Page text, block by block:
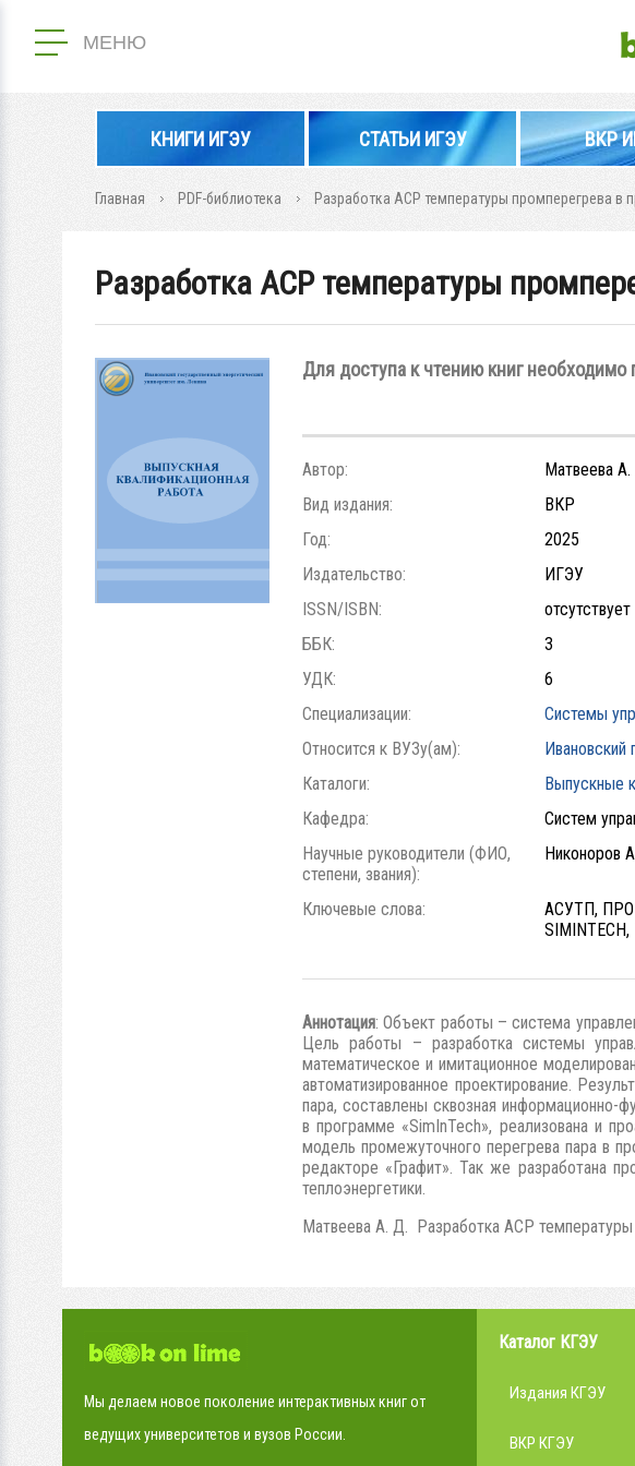
МЕНЮ
КНИГИ ИГЭУ СТАТЬИ ИГЭУ ВКР
Главная PDF-библиотека Разработка АСР температуры промперегрева в
Разработка АСР температуры
Для доступа к чтению книг
Автор:
Матвеева
Вид издания:
ВКР
Год:
2025
Издательство:
ИГЭУ
ISSN/ISBN:
отсутствует
ББК:
3
УДК:
6
Специализации:
Системы
Относится к ВУЗу(ам):
Ивановский
Каталоги:
Выпускные
Кафедра:
Систем
Научные руководители (ФИО,
степени, звания):
Никоноров
Ключевые слова:
АСУТП,
Аннотация: Объект работы – система
Цель работы – разработка системы
математическое и имитационное
автоматизированное проектирование.
пара, составлены сквозная информационно-
в программе «SimInTech», реализована и
модель промежуточного перегрева пара в
редакторе «Графит». Так же разработана
теплоэнергетики.
Матвеева А. Д. Разработка АСР
Мы делаем новое поколение интерактивных книг от
ведущих университетов и вузов России.
Каталог КГЭУ
Издания КГЭУ
ВКР КГЭУ